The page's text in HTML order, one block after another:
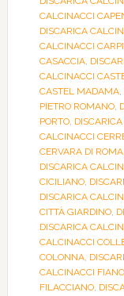
CALCINACCI
DISCARICA
CALCINACCI
CASACCIA,
CALCINACCI
CASTEL MADAMA,
PIETRO ROMANO,
PORTO,
CALCINACCI
CERVARA DI ROMA,
DISCARICA
CICILIANO,
DISCARICA
CITTÀ GIARDINO,
DISCARICA
CALCINACCI
COLONNA,
CALCINACCI
FILACCIANO,